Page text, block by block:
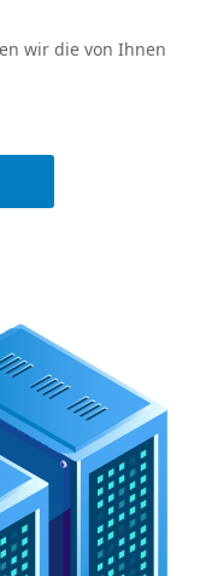
wir die von Ihnen